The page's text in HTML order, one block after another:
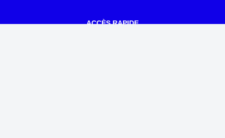
ACCÈS RAPIDE